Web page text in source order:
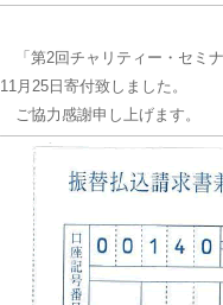
「第2回チャリティー・セミ
11月25日寄付致しました。
ご協力感謝申し上げます。